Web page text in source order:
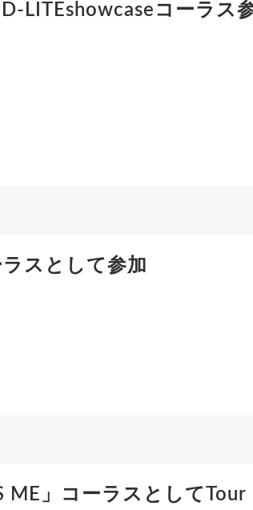
LITEshowcaseコーラス
スとして参加
ME」コーラスとしてTour